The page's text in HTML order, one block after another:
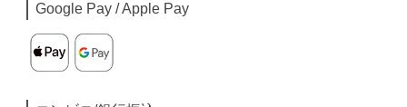
Google Pay / Apple Pay